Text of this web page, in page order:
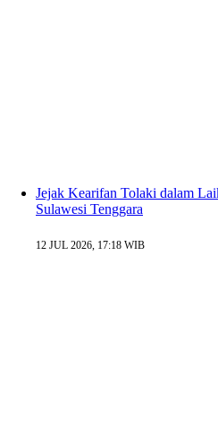
Jejak Kearifan Tolaki dalam
Sulawesi Tenggara
12 JUL 2026, 17:18 WIB